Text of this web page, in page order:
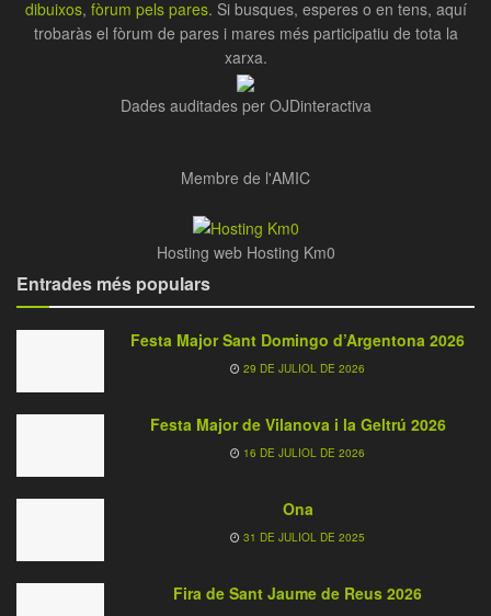
dibuixos, fòrum pels pares. Si busques, esperes o en tens, aquí
trobaràs el fòrum de pares i mares més participatiu de tota la
xarxa.
Dades auditades per OJDinteractiva
Membre de l'AMIC
Hosting web Hosting Km0
Entrades més populars
Festa Major Sant Domingo d’Argentona 2026
29 DE JULIOL DE 2026
Festa Major de Vilanova i la Geltrú 2026
16 DE JULIOL DE 2026
Ona
31 DE JULIOL DE 2025
Fira de Sant Jaume de Reus 2026